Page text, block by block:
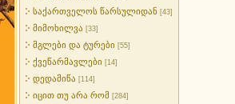
საქართველოს წარსულიდან [43]
მიმოხილვა [33]
მგლები და ტურები [55]
ქვეწარმავლები [14]
დედამიწა [114]
იცით თუ არა რომ [284]